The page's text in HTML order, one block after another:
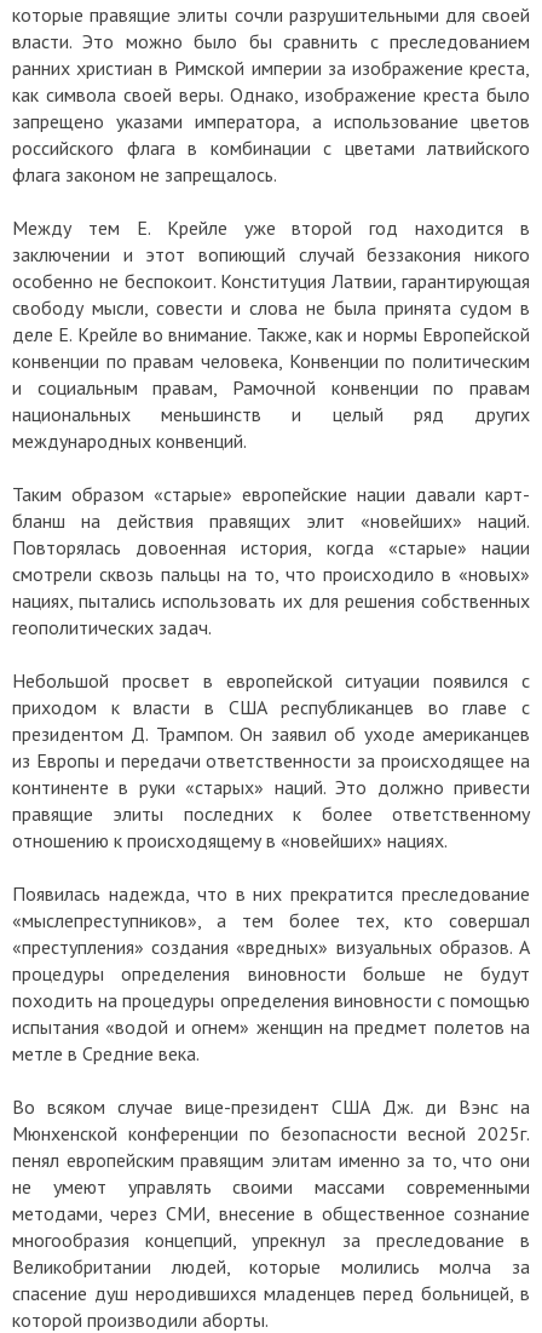
которые правящие элиты сочли разрушительными для своей
власти. Это можно было бы сравнить с преследованием
ранних христиан в Римской империи за изображение креста,
как символа своей веры. Однако, изображение креста было
запрещено указами императора, а использование цветов
российского флага в комбинации с цветами латвийского
флага законом не запрещалось.
Между тем Е. Крейле уже второй год находится в
заключении и этот вопиющий случай беззакония никого
особенно не беспокоит. Конституция Латвии, гарантирующая
свободу мысли, совести и слова не была принята судом в
деле Е. Крейле во внимание. Также, как и нормы Европейской
конвенции по правам человека, Конвенции по политическим
и социальным правам, Рамочной конвенции по правам
национальных меньшинств и целый ряд других
международных конвенций.
Таким образом «старые» европейские нации давали карт-
бланш на действия правящих элит «новейших» наций.
Повторялась довоенная история, когда «старые» нации
смотрели сквозь пальцы на то, что происходило в «новых»
нациях, пытались использовать их для решения собственных
геополитических задач.
Небольшой просвет в европейской ситуации появился с
приходом к власти в США республиканцев во главе с
президентом Д. Трампом. Он заявил об уходе американцев
из Европы и передачи ответственности за происходящее на
континенте в руки «старых» наций. Это должно привести
правящие элиты последних к более ответственному
отношению к происходящему в «новейших» нациях.
Появилась надежда, что в них прекратится преследование
«мыслепреступников», а тем более тех, кто совершал
«преступления» создания «вредных» визуальных образов. А
процедуры определения виновности больше не будут
походить на процедуры определения виновности с помощью
испытания «водой и огнем» женщин на предмет полетов на
метле в Средние века.
Во всяком случае вице-президент США Дж. ди Вэнс на
Мюнхенской конференции по безопасности весной 2025г.
пенял европейским правящим элитам именно за то, что они
не умеют управлять своими массами современными
методами, через СМИ, внесение в общественное сознание
многообразия концепций, упрекнул за преследование в
Великобритании людей, которые молились молча за
спасение душ неродившихся младенцев перед больницей, в
которой производили аборты.